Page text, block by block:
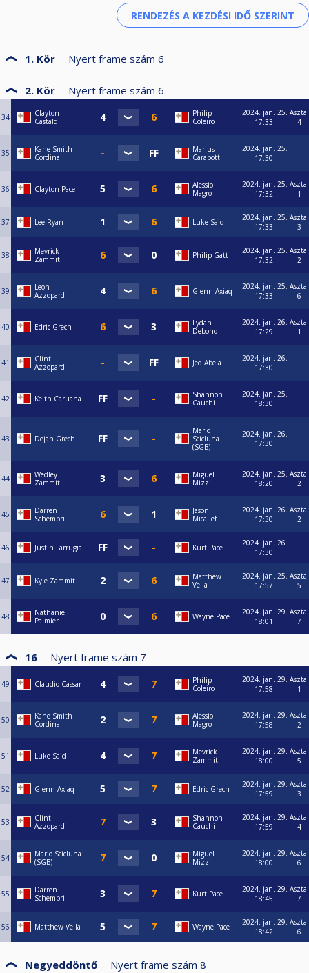
1. Kör Nyert frame szám 6
2. Kör Nyert frame szám 6
34
Clayton
Castaldi
Philip
Coleiro
2024. jan. 25.
17:33
Asztal
4
35
Kane Smith
Cordina
Marius
Carabott
2024. jan. 25.
17:30
36 Clayton Pace
Alessio
Magro
2024. jan. 25.
17:32
Asztal
1
37 Lee Ryan Luke Said
2024. jan. 25.
17:33
Asztal
3
38
Mevrick
Zammit
Philip Gatt
2024. jan. 25.
17:32
Asztal
2
39
Leon
Azzopardi
Glenn Axiaq
2024. jan. 25.
17:33
Asztal
6
40 Edric Grech
Lydan
Debono
2024. jan. 26.
17:29
Asztal
1
41
Clint
Azzopardi
Jed Abela
2024. jan. 26.
17:30
42 Keith Caruana
Shannon
Cauchi
2024. jan. 25.
18:30
43 Dejan Grech
Mario
Scicluna
(SGB)
2024. jan. 26.
17:30
44
Wedley
Zammit
Miguel
Mizzi
2024. jan. 25.
18:20
Asztal
2
45
Darren
Schembri
Jason
Micallef
2024. jan. 26.
17:30
Asztal
2
46 Justin Farrugia Kurt Pace
2024. jan. 26.
17:30
47 Kyle Zammit
Matthew
Vella
2024. jan. 25.
17:57
Asztal
5
48
Nathaniel
Palmier
Wayne Pace
2024. jan. 29.
18:01
Asztal
7
16 Nyert frame szám 7
49 Claudio Cassar
Philip
Coleiro
2024. jan. 29.
17:58
Asztal
1
50
Kane Smith
Cordina
Alessio
Magro
2024. jan. 29.
17:58
Asztal
2
51 Luke Said
Mevrick
Zammit
2024. jan. 29.
18:00
Asztal
5
52 Glenn Axiaq Edric Grech
2024. jan. 29.
17:59
Asztal
3
53
Clint
Azzopardi
Shannon
Cauchi
2024. jan. 29.
17:59
Asztal
4
54
Mario Scicluna
(SGB)
Miguel
Mizzi
2024. jan. 29.
18:00
Asztal
6
55
Darren
Schembri
Kurt Pace
2024. jan. 29.
18:45
Asztal
7
56 Matthew Vella Wayne Pace
2024. jan. 29.
18:42
Asztal
6
Negyeddöntő Nyert frame szám 8